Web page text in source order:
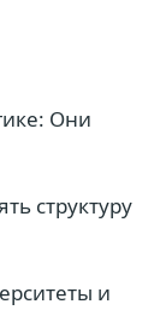
Они
структуру
и